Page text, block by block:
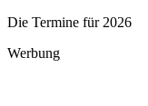
Die Termine für 2026
Werbung